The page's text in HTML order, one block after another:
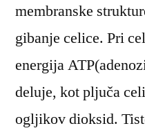
membranske
gibanje celice. Pri
energija
deluje, kot pljuča
ogljikov dioksid.